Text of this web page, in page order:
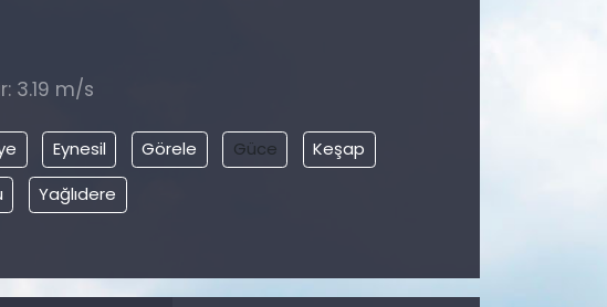
3.19 m/s
Eynesil Görele Güce
Keşap
Yağlıdere